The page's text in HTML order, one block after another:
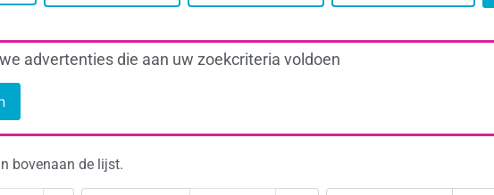
advertenties die aan uw zoekcriteria voldoen
bovenaan de lijst.